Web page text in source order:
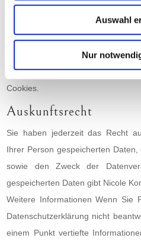
Auswahl
Nur
erhoben. In keinem Fall werden
oder aus anderen Gründen
nachfolgende Erklärung gibt
hier der Schutz gewährleistet
welchem Zweck erhoben werden.
Cookies.
Auskunftsrecht
Sie haben jederzeit das Recht
Ihrer Person gespeicherten
sowie den Zweck der
gespeicherten Daten gibt Nicole
Weitere Informationen Wenn Sie
Datenschutzerklärung nicht
einem Punkt vertiefte